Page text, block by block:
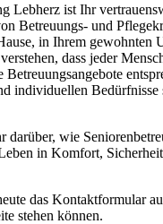
Lebherz ist Ihr
Betreuungs- und
in Ihrem gewohnten
dass jeder
Betreuungsangebote
individuellen Bedürfnisse
darüber, wie
in Komfort,
das Kontaktformular
stehen können.